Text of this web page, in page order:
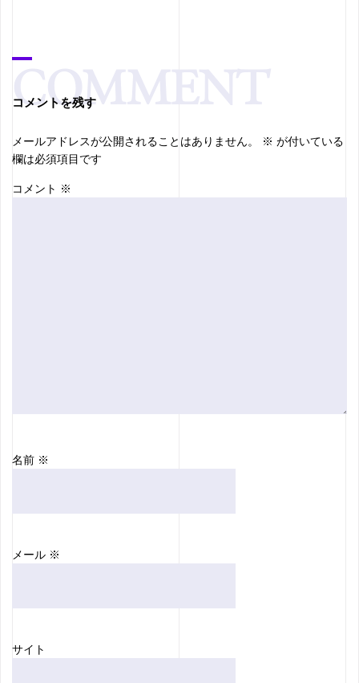
コメントを残す
メールアドレスが公開されることはありません。 ※ が付いている
欄は必須項目です
コメント ※
名前 ※
メール ※
サイト